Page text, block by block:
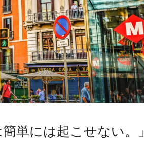
単には起こせない。」